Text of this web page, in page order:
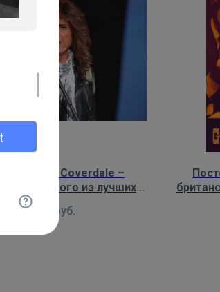
David Coverdale –
одного из лучших
в рок-музыке, с
микрофоном
руб.